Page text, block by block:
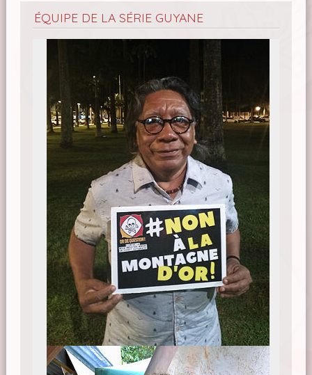
ÉQUIPE DE LA SÉRIE GUYANE